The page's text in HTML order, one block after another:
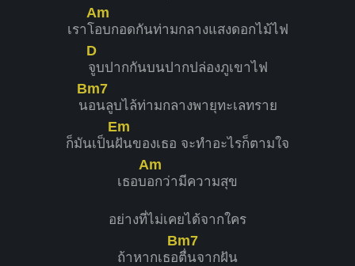
เราโ
Am
อบกอดกันท่ามกลางแสงดอกไม้ไฟ
D
จูบปากกันบนปากปล่องภูเขาไฟ
น
Bm7
อนลูบไล้ท่ามกลางพายุทะเลทราย
ก็มันเป็น
Em
ฝันของเธอ จะทำอะไรก็ตามใจ
เธอบ
Am
อกว่ามีความสุข
อย่างที่ไม่เคยได้จากใคร
ถ้าหากเธอ
Bm7
ตื่นจากฝัน